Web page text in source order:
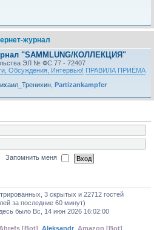
журнал
"SAMMLUNG/КОЛЛЕКЦИЯ"
ЭЛ № ФС 77 - 72407
Обсуждения, Интервью! ПРАВИЛА ПРИЁМА
Partizankampfer
Запомнить меня
3 скрытых и 22712 гостей
за последние 60 минут)
было Вс, 14 июн 2026 16:02:00
[Bot] Aleksandr Amazon [Bot]